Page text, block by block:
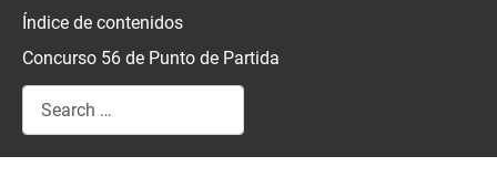
Índice de contenidos
Concurso 56 de Punto de Partida
Search